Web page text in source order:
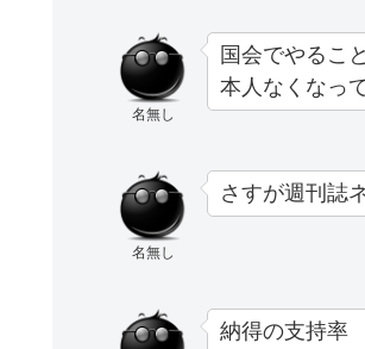
名無し
国会でやるこ
本人なくなっ
名無し
さすが週刊誌
納得の支持率